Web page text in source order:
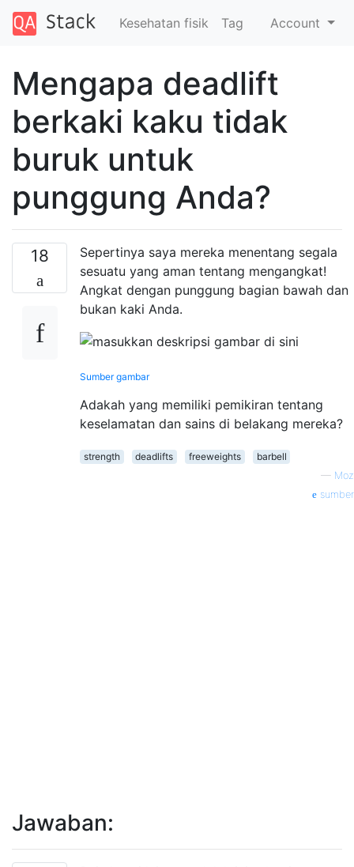
Kesehatan fisik Tag Account
Mengapa deadlift
berkaki kaku tidak
buruk untuk
punggung Anda?
18
Sepertinya saya mereka menentang segala
sesuatu yang aman tentang mengangkat!
Angkat dengan punggung bagian bawah dan
bukan kaki Anda.
Sumber gambar
Adakah yang memiliki pemikiran tentang
keselamatan dan sains di belakang mereka?
strength deadlifts freeweights
barbell
— Moz
sumber
Jawaban: